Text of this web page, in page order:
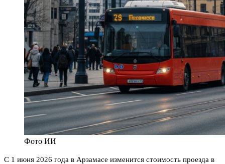
Фото ИИ
С 1 июня 2026 года в Арзамасе изменится стоимость проезда в